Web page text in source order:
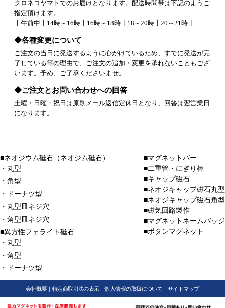
クロネコヤマトでのお届けとなります。配送時間帯は下記のようご
指定頂けます。
┃午前中┃14時～16時┃16時～18時┃18～20時┃20～21時┃
◆各種変更について
ご注文の当日に発送するように心がけているため、すでに発送が完
了している等の理由で、ご注文の追加・変更を承れないこともござ
います。予め、ご了承くださいませ。
◆ご注文とお問い合わせへの回答
土曜・日曜・祝日は原則メール返信定休日となり、回答は翌営業日
になります。
■ネオジウム磁石（ネオジム磁石）
・丸型
・角型
・ドーナツ型
・丸型皿ネジ穴
・角型皿ネジ穴
■異方性フェライト磁石
・丸型
・角型
・ドーナツ型
■マグネットバー
■二重管・にぎり棒
■キャップ磁石
■ネオジキャップ磁石丸型
■ネオジキャップ磁石角型
■磁気回路製作
■マグネットネームバッジ
■ボタンマグネット
会社概要｜ 特定商取引法の表示｜個人情報の取扱について ｜ サイトマップ